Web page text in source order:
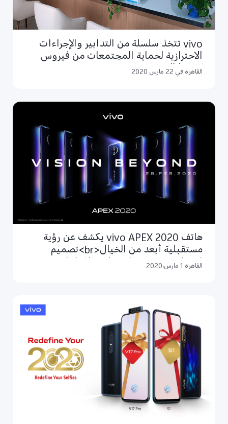
vivo تتخذ سلسلة من التدابير والإجراءات
الاحترازية لحماية المجتمعات من فيروس
كورونا المستجد COVID-19
القاهرة في 22 مارس 2020
هاتف vivo APEX 2020 يكشف عن رؤية
مستقبلية أبعد من الخيال<br>تصميم
انسيابي مدمج وشاشة بلا حواف لإتاحة تجربة
القاهرة 1 مارس،2020